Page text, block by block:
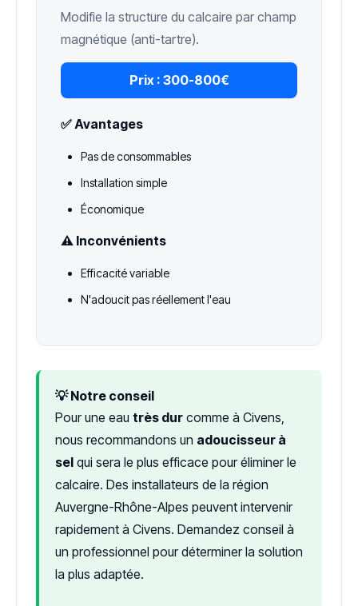
Modifie la structure du calcaire par champ
magnétique (anti-tartre).
Prix : 300-800€
✅ Avantages
Pas de consommables
Installation simple
Économique
⚠️ Inconvénients
Efficacité variable
N'adoucit pas réellement l'eau
💡 Notre conseil
Pour une eau très dur comme à Civens,
nous recommandons un adoucisseur à
sel qui sera le plus efficace pour éliminer le
calcaire. Des installateurs de la région
Auvergne-Rhône-Alpes peuvent intervenir
rapidement à Civens. Demandez conseil à
un professionnel pour déterminer la solution
la plus adaptée.